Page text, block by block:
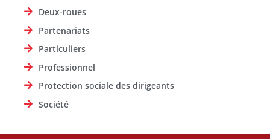
Deux-roues
Partenariats
Particuliers
Professionnel
Protection sociale des dirigeants
Société